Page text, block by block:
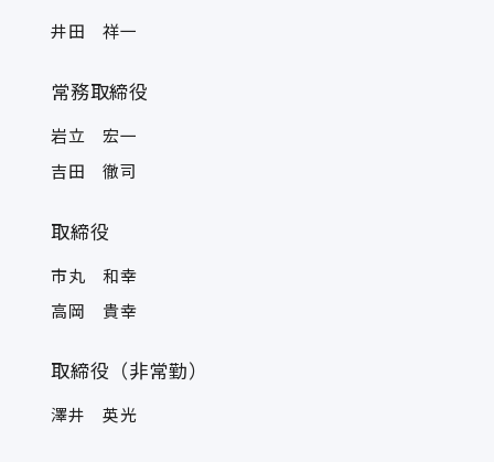
井田 祥一
常務取締役
岩立 宏一
吉田 徹司
取締役
市丸 和幸
高岡 貴幸
取締役（非常勤）
澤井 英光